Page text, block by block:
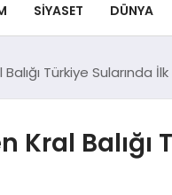
SIYASET DÜNYA
Türkiye Sularında
Balığı